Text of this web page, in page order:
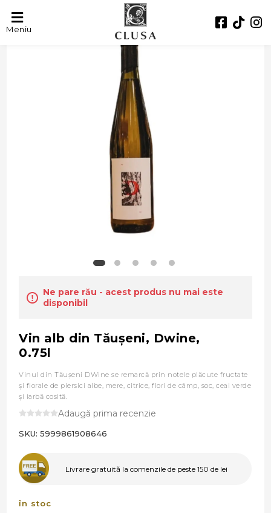
Meniu
Ne pare rău - acest produs nu mai este
disponibil
Vin alb din Tăuşeni, Dwine,
0.75l
Vinul din Tăușeni DWine se remarcă prin notele plăcute fructate
și florale de piersici albe, mere, citrice, flori de câmp, soc, ceai verde
și iarbă cosită.
Adaugă prima recenzie
SKU: 5999861908646
Livrare gratuită la comenzile de peste 150 de lei
în stoc